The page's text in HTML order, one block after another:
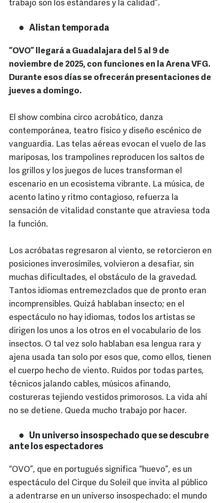
trabajo son los estándares y la calidad”.
Alistan temporada
“OVO” llegará a Guadalajara del 5 al 9 de
noviembre de 2025, con funciones en la Arena VFG.
Durante esos días se ofrecerán presentaciones de
jueves a domingo.
El show combina circo acrobático, danza
contemporánea, teatro físico y diseño escénico de
vanguardia. Las telas aéreas evocan el vuelo de las
mariposas, los trampolines reproducen los saltos de
los grillos y los juegos de luces transforman el
escenario en un ecosistema vibrante. La música, de
acento latino y ritmo contagioso, refuerza la
sensación de vitalidad constante que atraviesa toda
la función.
Los acróbatas regresaron al viento, se retorcieron en
posiciones inverosímiles, volvieron a desafiar, sin
muchas dificultades, el obstáculo de la gravedad.
Tantos idiomas entremezclados que de pronto eran
incomprensibles. Quizá hablaban insecto; en el
espectáculo no hay idiomas, todos los artistas se
dirigen los unos a los otros en el vocabulario de los
insectos. O tal vez solo hablaban esa lengua rara y
ajena usada tan solo por esos que, como ellos, tienen
el cuerpo hecho de viento. Ruidos por todas partes,
técnicos jalando cables, músicos afinando,
costureras tejiendo vestidos primorosos. La vida ahí
no se detiene. Queda mucho trabajo por hacer.
Un universo insospechado que se descubre
ante los espectadores
“OVO”, que en portugués significa “huevo”, es un
espectáculo del Cirque du Soleil que invita al público
a adentrarse en un universo insospechado: el mundo